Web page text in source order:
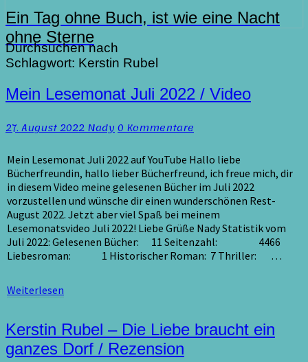
Ein Tag ohne Buch, ist wie eine Nacht
ohne Sterne
Durchsuchen nach
Schlagwort: Kerstin Rubel
Mein
Lesemonat
2022
Video
Mein Lesemonat Juli 2022 / Video
27. August 2022NadyKommentare
0 Kommentare
Mein Lesemonat Juli 2022 auf YouTube Hallo liebe
Bücherfreundin, hallo lieber Bücherfreund, ich freue mich, dir
in diesem Video meine gelesenen Bücher im Juli 2022
vorzustellen und wünsche dir einen wunderschönen Rest-
August 2022. Jetzt aber viel Spaß bei meinem
Lesemonatsvideo Juli 2022! Liebe Grüße Nady Statistik vom
Juli 2022: Gelesenen Bücher: 11 Seitenzahl: 4466
Liebesroman: 1 Historischer Roman: 7 Thriller: …
Weiterlesen
Kerstin
Rubel
–
Kerstin Rubel – Die Liebe braucht ein
ganzes Dorf / Rezension